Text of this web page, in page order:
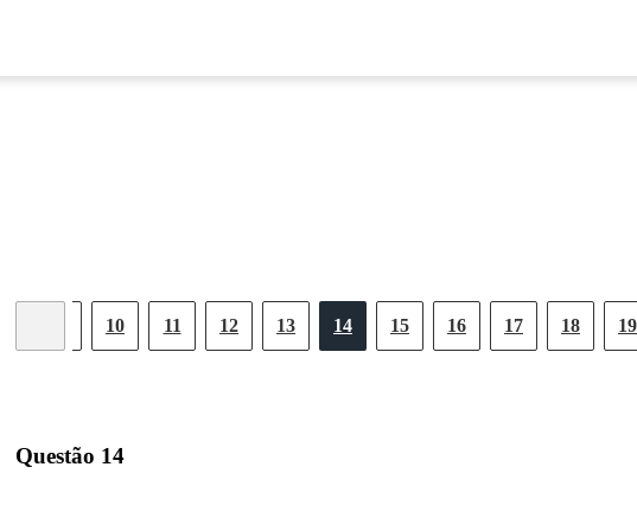
10 11 12 13 14 15 16 17 18 19
Questão 14